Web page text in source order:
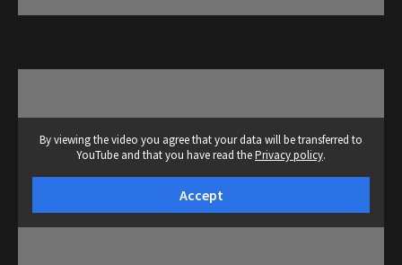
By viewing the video you agree that your data will be transferred to
YouTube and that you have read thePrivacy policy.
Accept